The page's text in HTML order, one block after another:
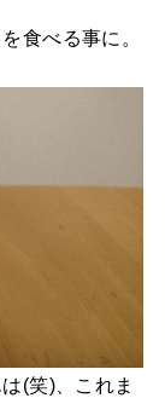
食べる事に。
(笑)、これま